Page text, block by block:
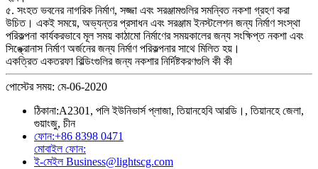
৫. সংহত ভবনের নাগরিক নির্মাণ, সজ্জা এবং সরঞ্জামগুলির সমন্বিত নকশা গ্রহণ করা
উচিত। একই সময়ে, অভ্যন্তর প্রসাধন এবং সরঞ্জাম ইনস্টলেশন জন্য নির্মাণ সংস্থা
পরিকল্পনা কার্যকরভাবে মূল সময় কাঠামো নির্মাণের সময়কালের জন্য সংক্ষিপ্ত নকশা এবং
সিঙ্ক্রোনাস নির্মাণ অর্জনের জন্য নির্মাণ পরিকল্পনার সাথে মিলিত হয়।
একত্রিত একতরফা বিল্ডিংগুলির জন্য নকশার নির্দিষ্টকরণগুলি কী কী
পোস্টের সময়: মে-06-2020
ঠিকানা:A2301, পলি ইউনিভার্স প্লাজা, তিয়ানহেবি আরডি।, তিয়ানহে জেলা,
গুয়াংজু, চীন
ফোন:+86 8398 0471
মোবাইল ফোন:
ই-মেইলBusiness@lightscg.com